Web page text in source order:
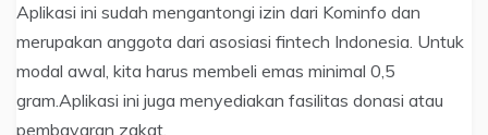
Aplikasi ini sudah mengantongi izin dari Kominfo dan
merupakan anggota dari asosiasi fintech Indonesia. Untuk
modal awal, kita harus membeli emas minimal 0,5
gram.Aplikasi ini juga menyediakan fasilitas donasi atau
pembayaran zakat.